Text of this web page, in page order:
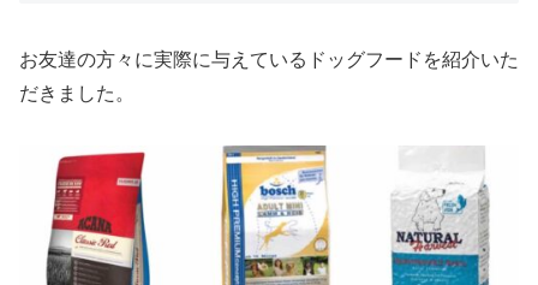
お友達の方々に実際に与えているドッグフードを紹介いた
だきました。